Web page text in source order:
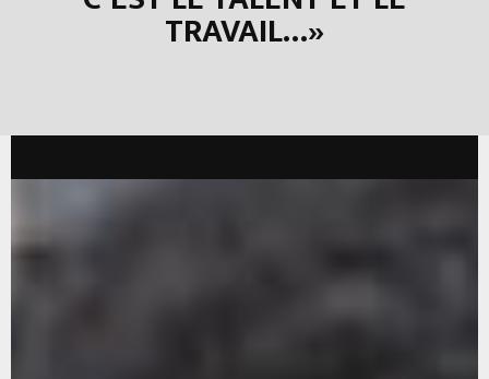
TRAVAIL…»